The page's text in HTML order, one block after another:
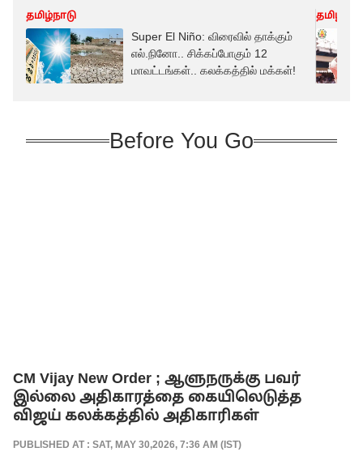
தமிழ்நாடு
Super El Niño: விரைவில் தாக்கும்
எல்.நினோ.. சிக்கப்போகும் 12
மாவட்டங்கள்.. கலக்கத்தில் மக்கள்!
Before You Go
CM Vijay New Order ; ஆளுநருக்கு பவர்
இல்லை அதிகாரத்தை கையிலெடுத்த
விஜய் கலக்கத்தில் அதிகாரிகள்
PUBLISHED AT : SAT, MAY 30,2026, 7:36 AM (IST)